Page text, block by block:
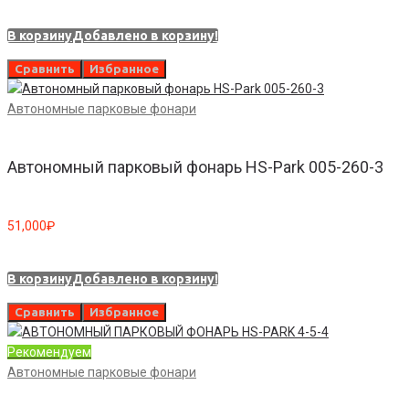
В корзинуДобавлено в корзину!
Сравнить Избранное
Автономные парковые фонари
Автономный парковый фонарь HS-Park 005-260-3
51,000₽
В корзинуДобавлено в корзину!
Сравнить Избранное
Рекомендуем
Автономные парковые фонари